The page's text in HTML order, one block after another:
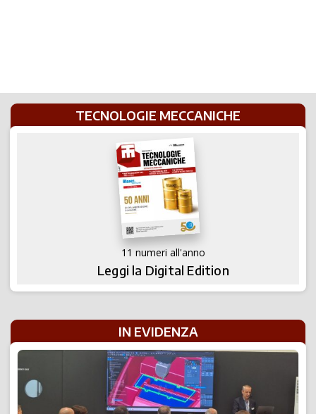
TECNOLOGIE MECCANICHE
11 numeri all'anno
Leggi la Digital Edition
IN EVIDENZA